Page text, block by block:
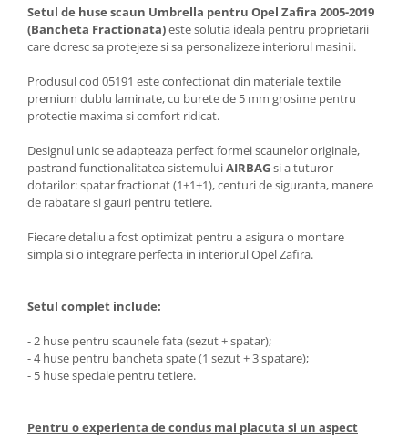
Amortizoare Capota
Oglinzi
Pompa Spalator Parbriz
Accesorii Camioane
Lampi si Proiectoare Camion
Siguranta
Accesorii Cabina Camion
Echipamente Electrice si
Pneumatice
Echipamente ADR si Utilitare
Aditivi Auto
Aditivi Combustibil
Aditivi Ulei Motor
Aditivi DPF, Sistem Racire si
Antigel
Setul de huse scaun Umbrella pentru Opel Zafira 2005-2019
(Bancheta Fractionata)este solutia ideala pentru proprietarii
care doresc sa protejeze si sa personalizeze interiorul masinii.
Produsul cod 05191 este confectionat din materiale textile
premium dublu laminate, cu burete de 5 mm grosime pentru
protectie maxima si comfort ridicat.
Designul unic se adapteaza perfect formei scaunelor originale,
pastrand functionalitatea sistemuluiAIRBAGsi a tuturor
dotarilor: spatar fractionat (1+1+1), centuri de siguranta, manere
de rabatare si gauri pentru tetiere.
Fiecare detaliu a fost optimizat pentru a asigura o montare
simpla si o integrare perfecta in interiorul Opel Zafira.
Setul complet include:
- 2 huse pentru scaunele fata (sezut + spatar);
- 4 huse pentru bancheta spate (1 sezut + 3 spatare);
- 5 huse speciale pentru tetiere.
Pentru o experienta de condus mai placuta si un aspect